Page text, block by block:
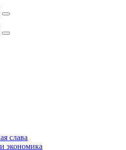
слава
экономика